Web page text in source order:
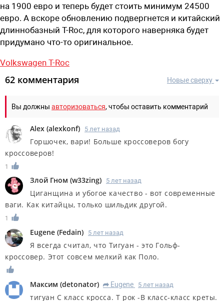
на 1900 евро и теперь будет стоить минимум 24500
евро. А вскоре обновлению подвергнется и китайский
длиннобазный T-Roc, для которого наверняка будет
придумано что-то оригинальное.
Volkswagen T-Roc
Новые сверху
62 комментария
Вы должны авторизоваться, чтобы оставить комментарий
Alex (alexkonf) 5 лет назад
Горшочек, вари! Больше кроссоверов богу
кроссоверов!
1
Злой Гном (w33zing) 5 лет назад
Циганщина и убогое качество - вот современные
ваги. Как китайцы, только шильдик другой.
1
Eugene (Fedain) 5 лет назад
Я всегда считал, что Тигуан - это Гольф-
кроссовер. Этот совсем мелкий как Поло.
Максим (detonator) R Eugene 5 лет назад
тигуан С класс кросса. Т рок -B класс-класс креты.